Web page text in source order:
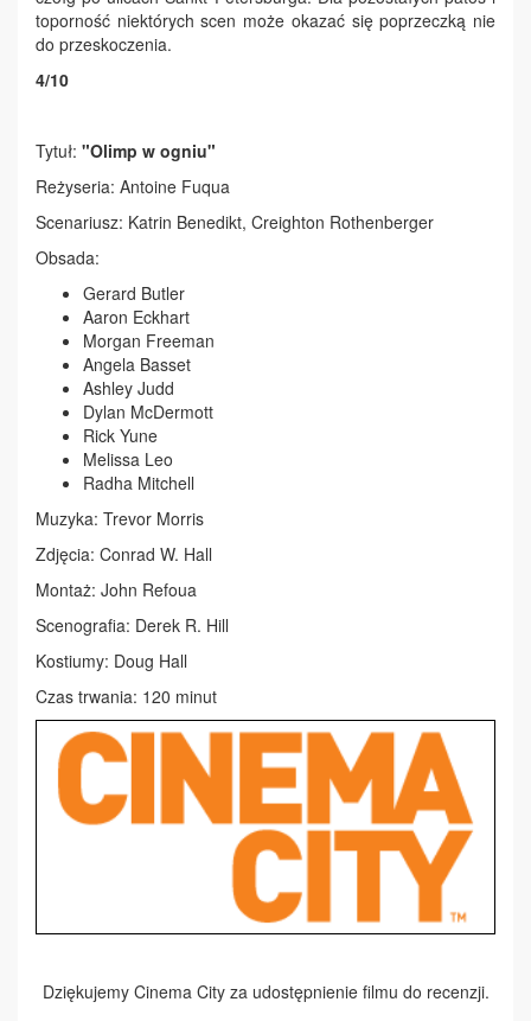
toporność niektórych scen może okazać się poprzeczką nie
do przeskoczenia.
4/10
Tytuł: "Olimp w ogniu"
Reżyseria: Antoine Fuqua
Scenariusz: Katrin Benedikt, Creighton Rothenberger
Obsada:
Gerard Butler
Aaron Eckhart
Morgan Freeman
Angela Basset
Ashley Judd
Dylan McDermott
Rick Yune
Melissa Leo
Radha Mitchell
Muzyka: Trevor Morris
Zdjęcia: Conrad W. Hall
Montaż: John Refoua
Scenografia: Derek R. Hill
Kostiumy: Doug Hall
Czas trwania: 120 minut
Dziękujemy Cinema City za udostępnienie filmu do recenzji.